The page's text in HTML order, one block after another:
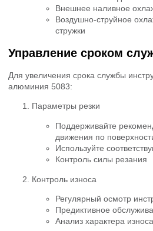
Внешнее наливное
Воздушно-струйное
стружки
Управление сроком
Для увеличения срока службы
алюминия 5083:
Параметры резки
Поддерживайте
движения по
Используйте
Контроль силы резания
Контроль износа
Регулярный осмотр
Предиктивное
Анализ характера износа